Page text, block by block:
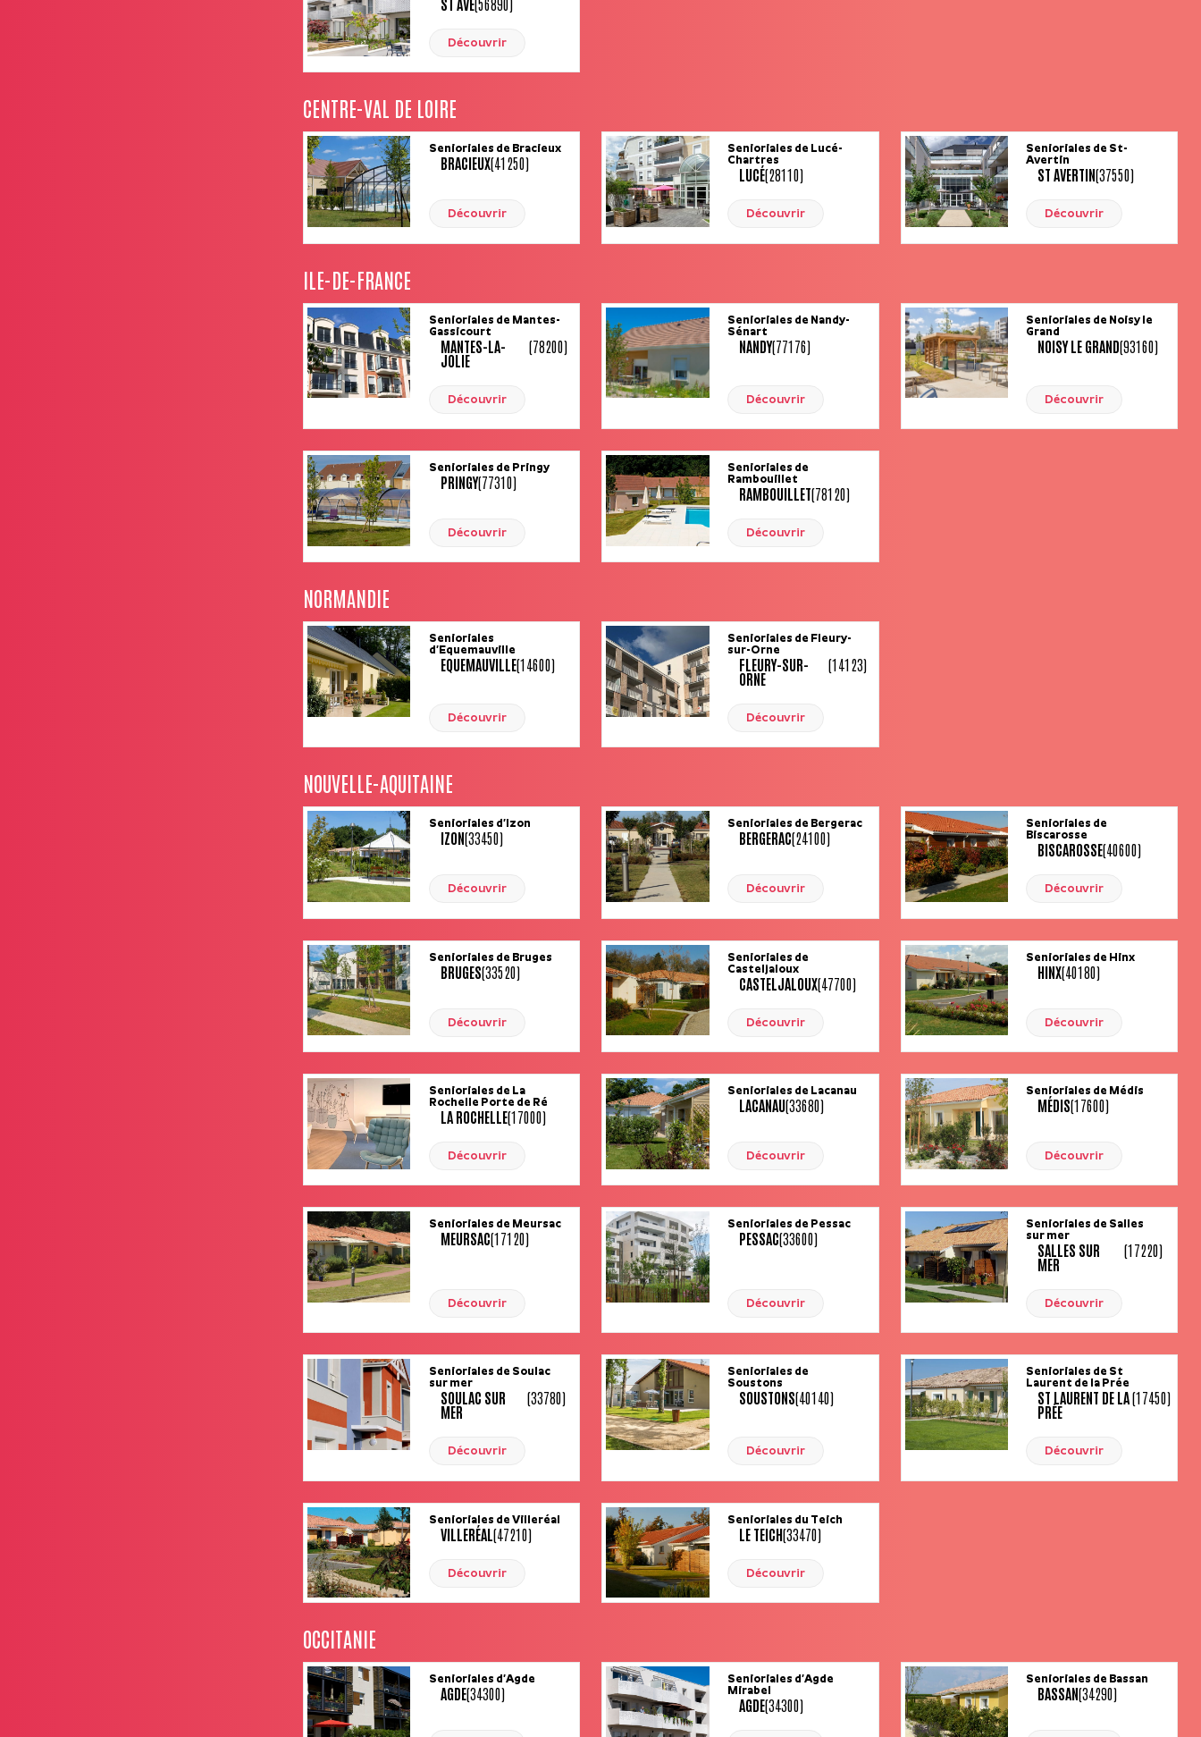
Découvrir
CENTRE-VAL DE LOIRE
Senioriales de Bracieux
BRACIEUX(41250)
Découvrir
Senioriales de Lucé-
Chartres
LUCÉ(28110)
Découvrir
Senioriales de St-
Avertin
ST AVERTIN(37550)
Découvrir
ILE-DE-FRANCE
Senioriales de Mantes-
Gassicourt
MANTES-LA-
JOLIE
(78200)
Découvrir
Senioriales de Nandy-
Sénart
NANDY(77176)
Découvrir
Senioriales de Noisy le
Grand
NOISY LE GRAND(93160)
Découvrir
Senioriales de Pringy
PRINGY(77310)
Découvrir
Senioriales de
Rambouillet
RAMBOUILLET(78120)
Découvrir
NORMANDIE
Senioriales
d’Equemauville
EQUEMAUVILLE(14600)
Découvrir
Senioriales de Fleury-
sur-Orne
FLEURY-SUR-
ORNE
(14123)
Découvrir
NOUVELLE-AQUITAINE
Senioriales d’Izon
IZON(33450)
Découvrir
Senioriales de Bergerac
BERGERAC(24100)
Découvrir
Senioriales de
Biscarosse
BISCAROSSE(40600)
Découvrir
Senioriales de Bruges
BRUGES(33520)
Découvrir
Senioriales de
Casteljaloux
CASTELJALOUX(47700)
Découvrir
Senioriales de Hinx
HINX(40180)
Découvrir
Senioriales de La
Rochelle Porte de Ré
LA ROCHELLE(17000)
Découvrir
Senioriales de Lacanau
LACANAU(33680)
Découvrir
Senioriales de Médis
MÉDIS(17600)
Découvrir
Senioriales de Meursac
MEURSAC(17120)
Découvrir
Senioriales de Pessac
PESSAC(33600)
Découvrir
Senioriales de Salles
sur mer
SALLES SUR
MER
(17220)
Découvrir
Senioriales de Soulac
sur mer
SOULAC SUR
MER
(33780)
Découvrir
Senioriales de
Soustons
SOUSTONS(40140)
Découvrir
Senioriales de St
Laurent de la Prée
ST LAURENT DE LA
PRÉE
(17450)
Découvrir
Senioriales de Villeréal
VILLERÉAL(47210)
Découvrir
Senioriales du Teich
LE TEICH(33470)
Découvrir
OCCITANIE
Senioriales d’Agde
AGDE(34300)
Senioriales d’Agde
Mirabel
AGDE(34300)
Senioriales de Bassan
BASSAN(34290)